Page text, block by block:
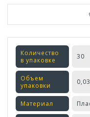
Количество
в упаковке
30
Объем
упаковки
Материал